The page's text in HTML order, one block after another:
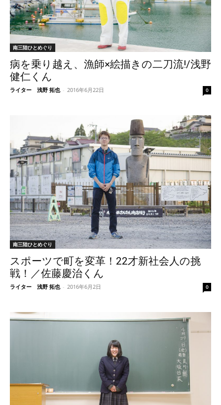
南三陸ひとめぐり
病を乗り越え、漁師×絵描きの二⼑流!/浅野
健仁くん
ライター 浅野 拓也 - 2016年6月22日 0
南三陸ひとめぐり
スポーツで町を変革！22才新社会人の挑
戦！／佐藤慶治くん
ライター 浅野 拓也 - 2016年6月2日 0